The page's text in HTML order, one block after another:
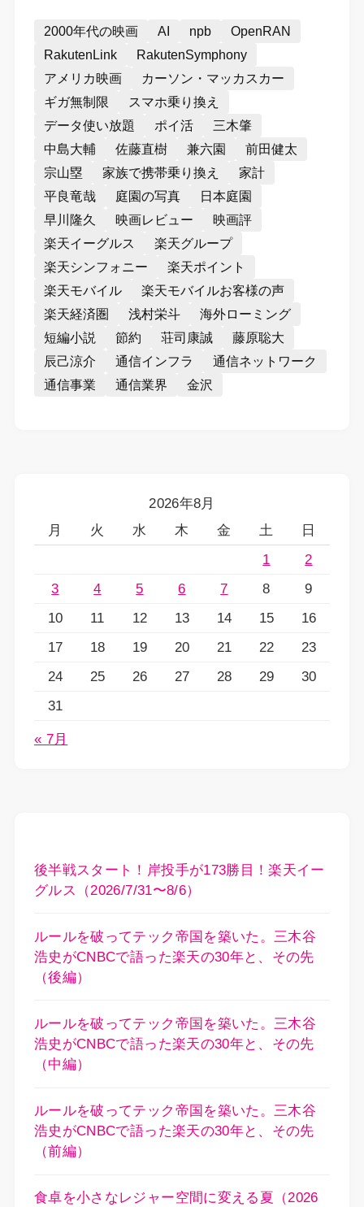
2000年代の映画 AI npb
OpenRAN
RakutenLink
RakutenSymphony
アメリカ映画
カーソン・マッカスカー
ギガ無制限
スマホ乗り換え
データ使い放題
ポイ活
三木肇
中島大輔
佐藤直樹 兼六園
前田健太
宗山塁
家族で携帯乗り換え
家計
平良竜哉
庭園の写真
日本庭園
早川隆久
映画レビュー
映画評
楽天イーグルス
楽天グループ
楽天シンフォニー
楽天ポイント
楽天モバイル
楽天モバイルお客様の声
楽天経済圏
浅村栄斗
海外ローミング
短編小説
節約 荘司康誠
藤原聡大
辰己涼介
通信インフラ
通信ネットワーク
通信事業
通信業界 金沢
2026年8月
月
火 水 木 金 土
日
1
2
3
4 5 6 7 8
9
10
11 12 13 14 15
16
17
18 19 20 21 22
23
24
25 26 27 28 29
30
31
« 7月
後半戦スタート！岸投手が173勝目！楽天イー
グルス（2026/7/31〜8/6）
ルールを破ってテック帝国を築いた。三木谷
浩史がCNBCで語った楽天の30年と、その先
（後編）
ルールを破ってテック帝国を築いた。三木谷
浩史がCNBCで語った楽天の30年と、その先
（中編）
ルールを破ってテック帝国を築いた。三木谷
浩史がCNBCで語った楽天の30年と、その先
（前編）
食卓を小さなレジャー空間に変える夏（2026